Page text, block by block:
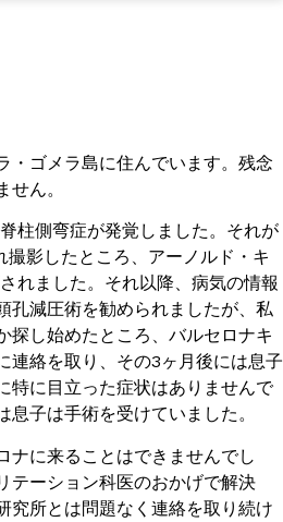
・ゴメラ島に住んでいます。残念
ん。
柱側弯症が発覚しました。それが
影したところ、アーノルド・キ
れました。それ以降、病気の情報
孔減圧術を勧められましたが、私
探し始めたところ、バルセロナキ
連絡を取り、その3ヶ月後には息子
特に目立った症状はありませんで
子は手術を受けていました。
ナに来ることはできませんでし
テーション科医のおかげで解決
究所とは問題なく連絡を取り続け